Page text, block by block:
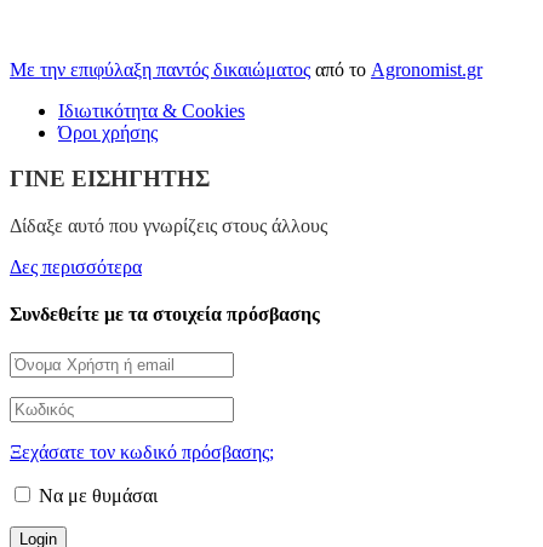
Με την επιφύλαξη παντός δικαιώματος από το Agronomist.gr
Ιδιωτικότητα & Cookies
Όροι χρήσης
ΓΊΝΕ ΕΙΣΗΓΗΤΉΣ
Δίδαξε αυτό που γνωρίζεις στους άλλους
Δες περισσότερα
Συνδεθείτε με τα στοιχεία πρόσβασης
Ξεχάσατε τον κωδικό πρόσβασης;
Να με θυμάσαι